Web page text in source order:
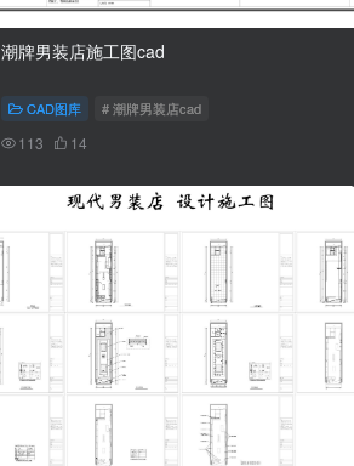
潮牌男装店施工图cad
CAD图库 # 潮牌男装店cad
113 14